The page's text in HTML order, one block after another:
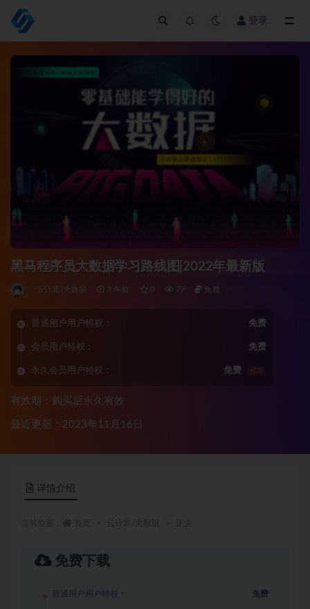
登录
黑马程序员大数据学习路线图|2022年最新版
云计算/大数据 3 年前 0 79 免费
普通用户用户特权： 免费
会员用户特权： 免费
永久会员用户特权： 免费 推荐
有效期：购买后永久有效
最近更新：2023年11月16日
详情介绍
免费下载
普通用户用户特权： 免费